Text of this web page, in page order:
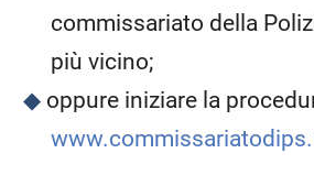
commissariato della
più vicino;
oppure iniziare la